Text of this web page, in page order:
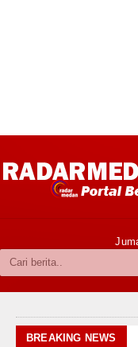
Kabupaten Karo
BREAKING NEWS